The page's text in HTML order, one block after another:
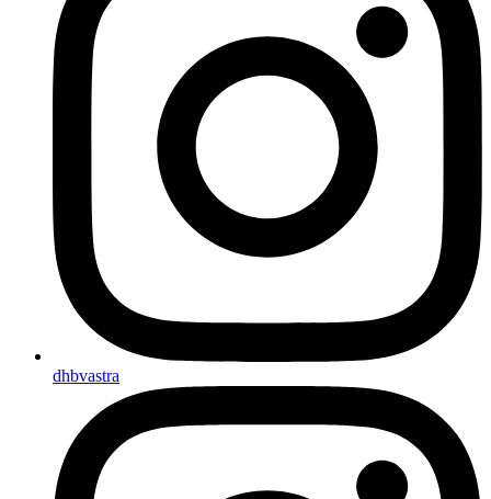
dhbvastra